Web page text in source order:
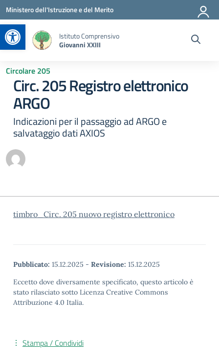
Apri la barra degli strumenti
Vai ai contenuti
Vai al menu di navigazione
Vai al footer
Ministero dell'Istruzione e del Merito
Istituto Comprensivo
Giovanni XXIII
Circolare 205
Circ. 205 Registro elettronico
ARGO
Indicazioni per il passaggio ad ARGO e
salvataggio dati AXIOS
timbro_Circ. 205 nuovo registro elettronico
Pubblicato: 15.12.2025 - Revisione: 15.12.2025
Eccetto dove diversamente specificato, questo articolo è
stato rilasciato sotto Licenza Creative Commons
Attribuzione 4.0 Italia.
Stampa / Condividi